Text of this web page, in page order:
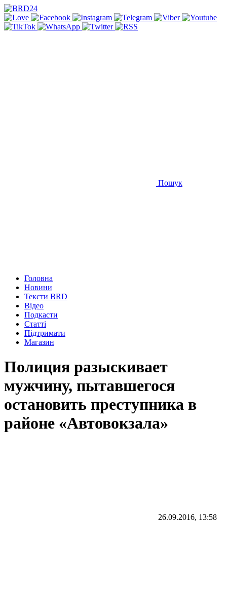
Пошук
Головна
Новини
Тексти BRD
Відео
Подкасти
Статті
Підтримати
Магазин
Полиция разыскивает
мужчину, пытавшегося
остановить преступника в
районе «Автовокзала»
26.09.2016, 13:58